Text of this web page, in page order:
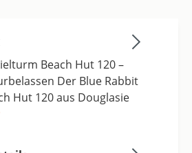
Beach Hut 120 –
Der Blue Rabbit
Hut 120 aus Douglasie